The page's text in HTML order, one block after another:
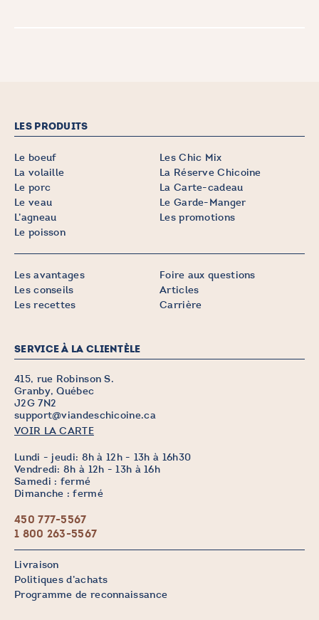
LES PRODUITS
Le boeuf
La volaille
Le porc
Le veau
L’agneau
Le poisson
Les Chic Mix
La Réserve Chicoine
La Carte-cadeau
Le Garde-Manger
Les promotions
Les avantages
Les conseils
Les recettes
Foire aux questions
Articles
Carrière
SERVICE À LA CLIENTÈLE
415, rue Robinson S.
Granby, Québec
J2G 7N2
support@viandeschicoine.ca
VOIR LA CARTE
Lundi - jeudi: 8h à 12h - 13h à 16h30
Vendredi: 8h à 12h - 13h à 16h
Samedi : fermé
Dimanche : fermé
450 777-5567
1 800 263-5567
Livraison
Politiques d’achats
Programme de reconnaissance